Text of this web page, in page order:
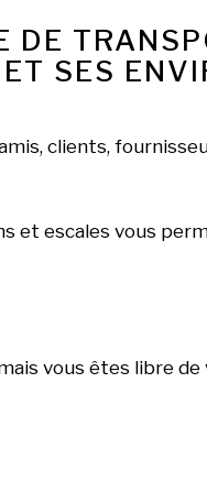
DE
SES
clients,
et escales vous
vous êtes libre de